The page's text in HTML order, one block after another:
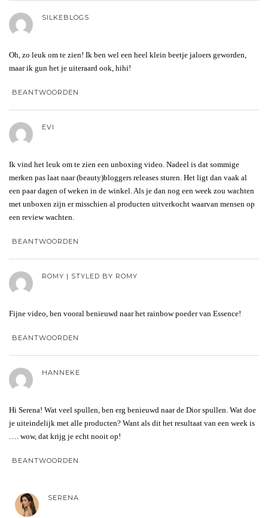
SILKEBLOGS
Oh, zo leuk om te zien! Ik ben wel een heel klein beetje jaloers geworden,
maar ik gun het je uiteraard ook, hihi!
BEANTWOORDEN
EVI
Ik vind het leuk om te zien een unboxing video. Nadeel is dat sommige
merken pas laat naar (beauty)bloggers releases sturen. Het ligt dan vaak al
een paar dagen of weken in de winkel. Als je dan nog een week zou wachten
met unboxen zijn er misschien al producten uitverkocht waarvan mensen op
een review wachten.
BEANTWOORDEN
ROMY | STYLED BY ROMY
Fijne video, ben vooral benieuwd naar het rainbow poeder van Essence!
BEANTWOORDEN
HANNEKE
Hi Serena! Wat veel spullen, ben erg benieuwd naar de Dior spullen. Wat doe
je uiteindelijk met alle producten? Want als dit het resultaat van een week is
…. wow, dat krijg je echt nooit op!
BEANTWOORDEN
SERENA